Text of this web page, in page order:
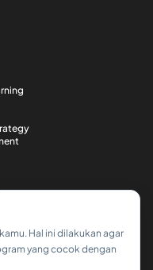
Hal ini dilakukan agar
yang cocok dengan